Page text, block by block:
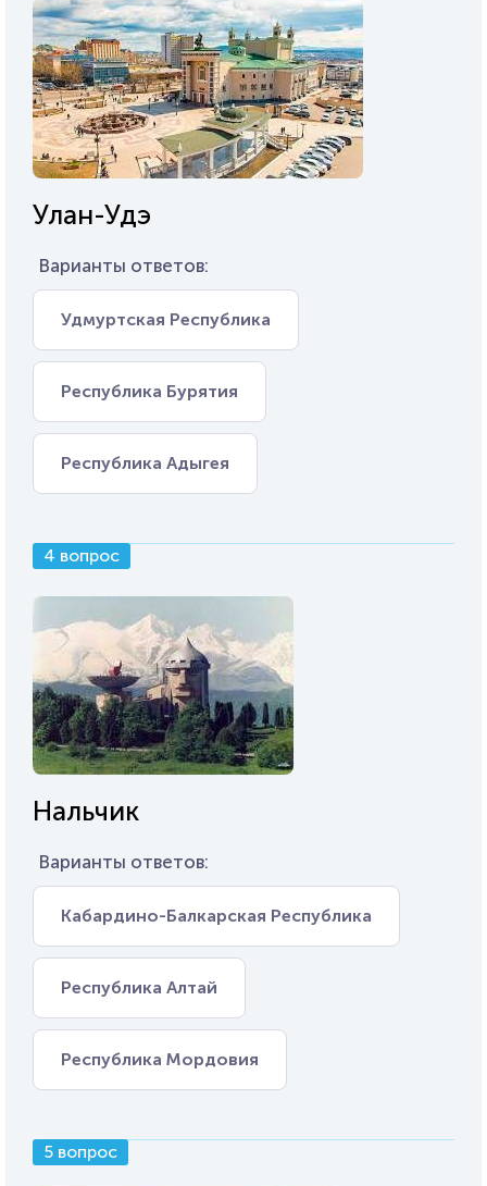
Улан-Удэ
Варианты ответов:
Удмуртская Республика
Республика Бурятия
Республика Адыгея
4 вопрос
Нальчик
Варианты ответов:
Кабардино-Балкарская Республика
Республика Алтай
Республика Мордовия
5 вопрос